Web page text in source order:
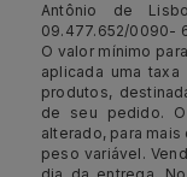
Antônio de
09.477.652/0090-
O valor mínimo
aplicada uma
produtos,
de seu pedido.
alterado, para
peso variável.